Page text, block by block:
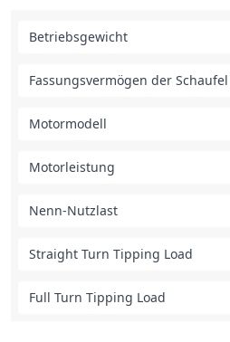
Betriebsgewicht
Fassungsvermögen der Schaufel
Motormodell
Motorleistung
Nenn-Nutzlast
Straight Turn Tipping Load
Full Turn Tipping Load